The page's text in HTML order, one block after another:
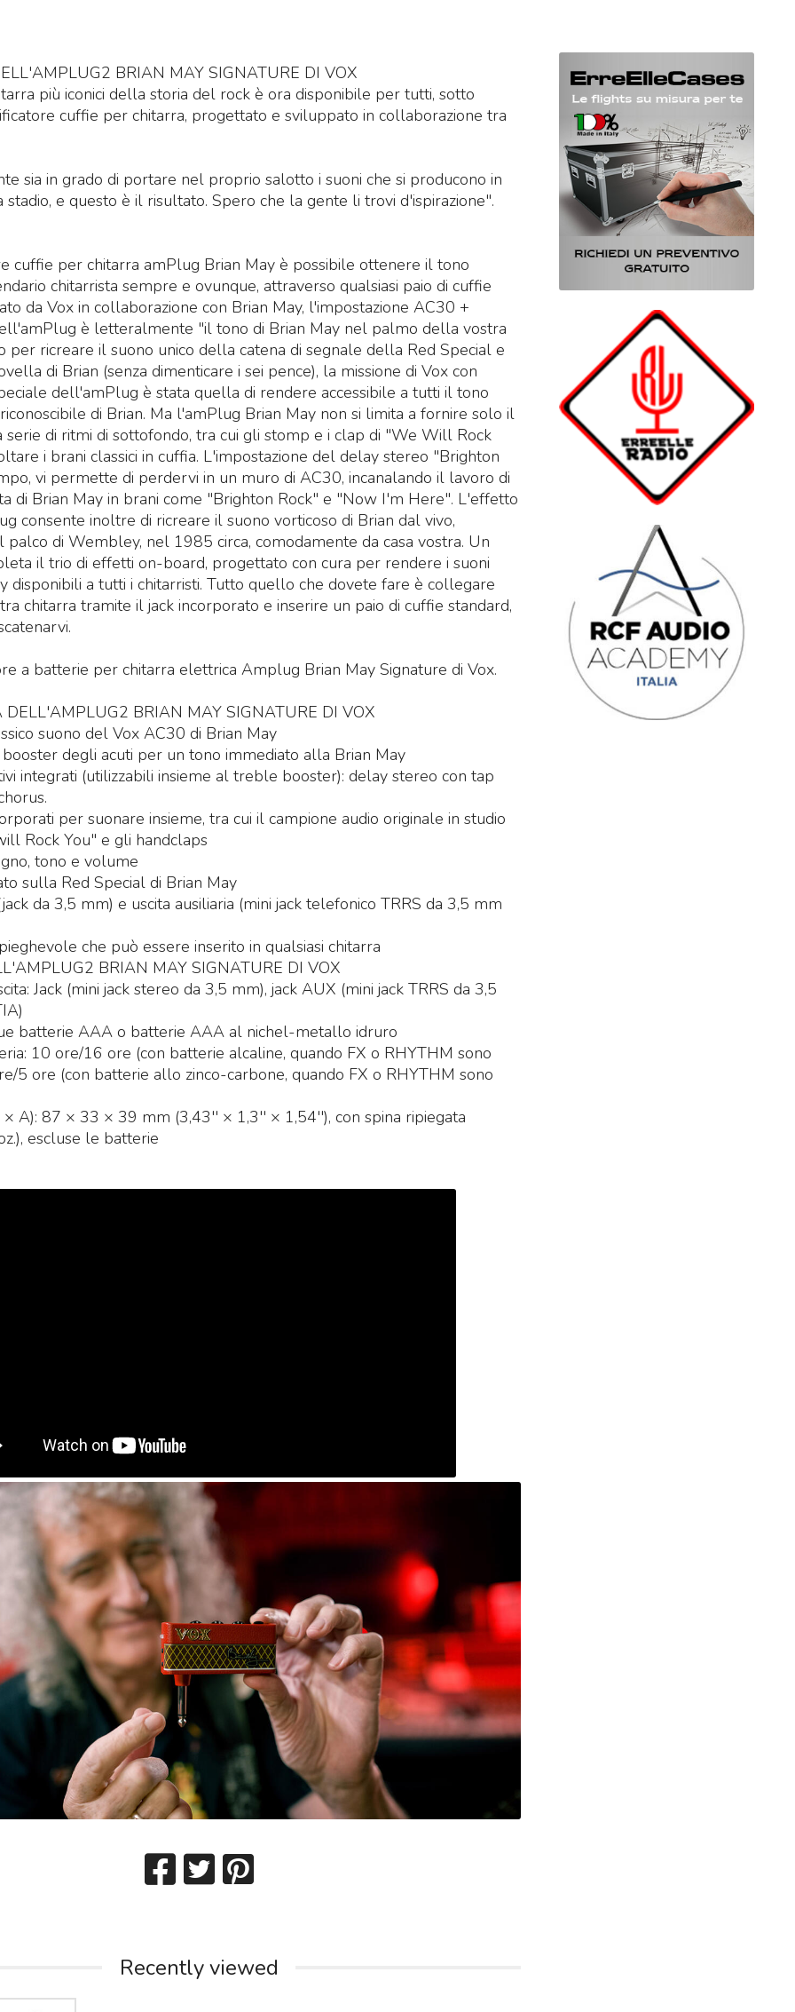
BRIAN MAY SIGNATURE DI VOX
più iconici della storia del rock è ora disponibile per tutti, sotto
cuffie per chitarra, progettato e sviluppato in collaborazione tra
sia in grado di portare nel proprio salotto i suoni che si producono in
stadio, e questo è il risultato. Spero che la gente li trovi d'ispirazione".
cuffie per chitarra amPlug Brian May è possibile ottenere il tono
chitarrista sempre e ovunque, attraverso qualsiasi paio di cuffie
da Vox in collaborazione con Brian May, l'impostazione AC30 +
è letteralmente "il tono di Brian May nel palmo della vostra
per ricreare il suono unico della catena di segnale della Red Special e
di Brian (senza dimenticare i sei pence), la missione di Vox con
dell'amPlug è stata quella di rendere accessibile a tutti il tono
di Brian. Ma l'amPlug Brian May non si limita a fornire solo il
serie di ritmi di sottofondo, tra cui gli stomp e i clap di "We Will Rock
i brani classici in cuffia. L'impostazione del delay stereo "Brighton
vi permette di perdervi in un muro di AC30, incanalando il lavoro di
di Brian May in brani come "Brighton Rock" e "Now I'm Here". L'effetto
consente inoltre di ricreare il suono vorticoso di Brian dal vivo,
palco di Wembley, nel 1985 circa, comodamente da casa vostra. Un
il trio di effetti on-board, progettato con cura per rendere i suoni
disponibili a tutti i chitarristi. Tutto quello che dovete fare è collegare
chitarra tramite il jack incorporato e inserire un paio di cuffie standard,
a batterie per chitarra elettrica Amplug Brian May Signature di Vox.
DELL'AMPLUG2 BRIAN MAY SIGNATURE DI VOX
suono del Vox AC30 di Brian May
degli acuti per un tono immediato alla Brian May
integrati (utilizzabili insieme al treble booster): delay stereo con tap
per suonare insieme, tra cui il campione audio originale in studio
Rock You" e gli handclaps
tono e volume
sulla Red Special di Brian May
da 3,5 mm) e uscita ausiliaria (mini jack telefonico TRRS da 3,5 mm
che può essere inserito in qualsiasi chitarra
BRIAN MAY SIGNATURE DI VOX
Jack (mini jack stereo da 3,5 mm), jack AUX (mini jack TRRS da 3,5
batterie AAA o batterie AAA al nichel-metallo idruro
10 ore/16 ore (con batterie alcaline, quando FX o RHYTHM sono
5 ore (con batterie allo zinco-carbone, quando FX o RHYTHM sono
A): 87 × 33 × 39 mm (3,43′′ × 1,3′′ × 1,54′′), con spina ripiegata
escluse le batterie
Recently viewed